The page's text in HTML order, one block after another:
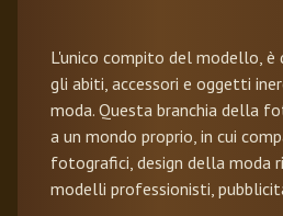
L'unico compito del modello,
gli abiti, accessori e oggetti
moda. Questa branchia della
a un mondo proprio, in cui
fotografici, design della moda
modelli professionisti,